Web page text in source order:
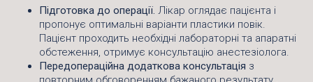
Підготовка до операції. Лікар оглядає пацієнта і
пропонує оптимальні варіанти пластики повік.
Пацієнт проходить необхідні лабораторні та апаратні
обстеження, отримує консультацію анестезіолога.
Передопераційна додаткова консультація з